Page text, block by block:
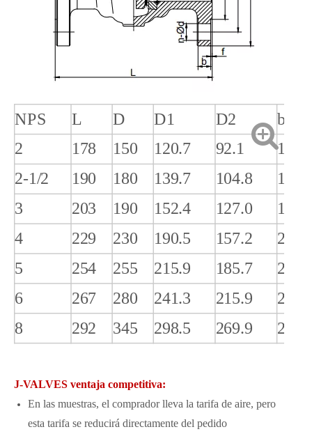
NPS L D D1 D2
b
2
178 150 120.7 92.1
14.3
2-1/2
190 180 139.7 104.8
15.9
3
203 190 152.4 127.0
17.5
4
229 230 190.5 157.2
22.3
5
254 255 215.9 185.7
22.3
6
267 280 241.3 215.9
22.9
8
292 345 298.5 269.9 27.0
J-VALVES ventaja competitiva:
En las muestras, el comprador lleva la tarifa de aire, pero
esta tarifa se reducirá directamente del pedido